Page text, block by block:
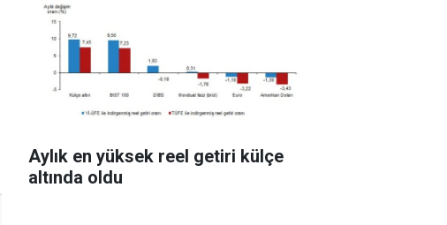
Aylık en yüksek reel getiri külçe
altında oldu